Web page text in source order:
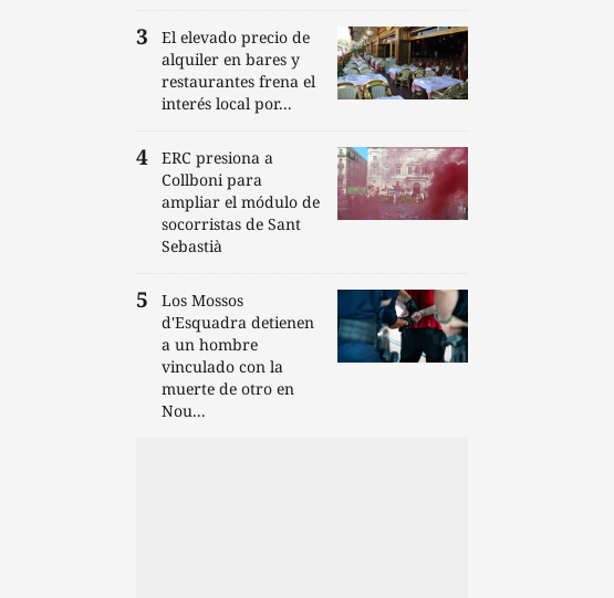
El elevado precio de
alquiler en bares y
restaurantes frena el
interés local por...
ERC presiona a
Collboni para
ampliar el módulo de
socorristas de Sant
Sebastià
Los Mossos
d'Esquadra detienen
a un hombre
vinculado con la
muerte de otro en
Nou...